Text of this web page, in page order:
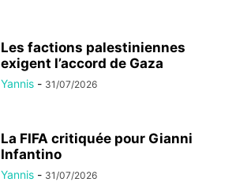
Les factions palestiniennes
exigent l’accord de Gaza
Yannis - 31/07/2026
La FIFA critiquée pour Gianni
Infantino
Yannis - 31/07/2026